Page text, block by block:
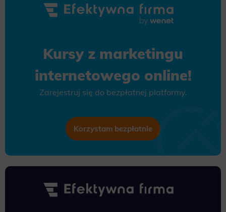
Kursy z marketingu
internetowego online!
Zarejestruj się do bezpłatnej platformy.
Korzystam bezpłatnie